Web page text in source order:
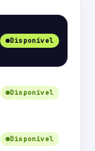
Disponível
Disponível
Disponível